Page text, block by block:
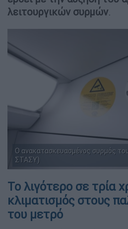
λειτουργικών συρμών.
Ο ανακατασκευασμένος συρμός
ΣΤΑΣΥ)
Το λιγότερο σε τρία
κλιματισμός στους
του μετρό